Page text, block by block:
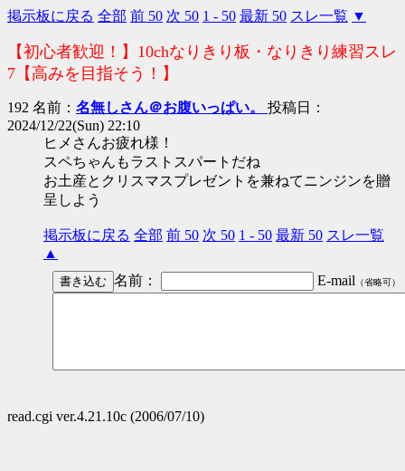
掲示板に戻る 全部 前 50 次 50 1 - 50 最新 50 スレ一覧 ▼
【初心者歓迎！】10chなりきり板・なりきり練習スレ
7【高みを目指そう！】
192 名前： 名無しさん＠お腹いっぱい。 投稿日：
2024/12/22(Sun) 22:10
ヒメさんお疲れ様！
スペちゃんもラストスパートだね
お土産とクリスマスプレゼントを兼ねてニンジンを贈
呈しよう
掲示板に戻る 全部 前 50 次 50 1 - 50 最新 50 スレ一覧
▲
名前：
E-mail （省略可）
read.cgi ver.4.21.10c (2006/07/10)